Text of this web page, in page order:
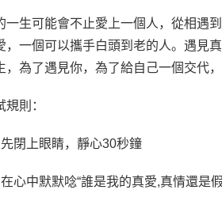
一生可能會不止愛上一個人，從相遇
，一個可以攜手白頭到老的人。遇見
，為了遇見你，為了給自己一個交代，
規則：
閉上眼睛，靜心30秒鐘
心中默默唸“誰是我的真愛,真情還是